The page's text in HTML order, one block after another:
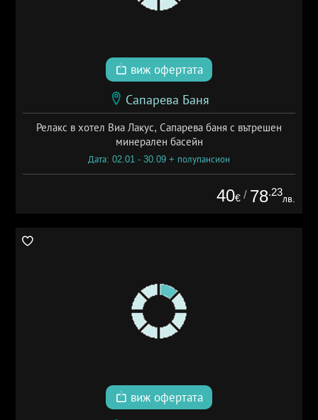
виж офертата
Сапарева Баня
Релакс в хотел Виа Лакус, Сапарева баня с вътрешен
минерален басейн
Дата: 02.01 - 30.09 + полупансион
40€ / 78.23
лв.
виж офертата